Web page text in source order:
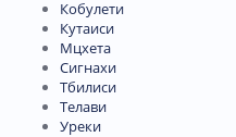
Кобулети
Кутаиси
Мцхета
Сигнахи
Тбилиси
Телави
Уреки